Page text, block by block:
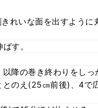
れいな面を出すように
す。
降の巻き終わりをしっ
のえ(25㎝前後)、4で